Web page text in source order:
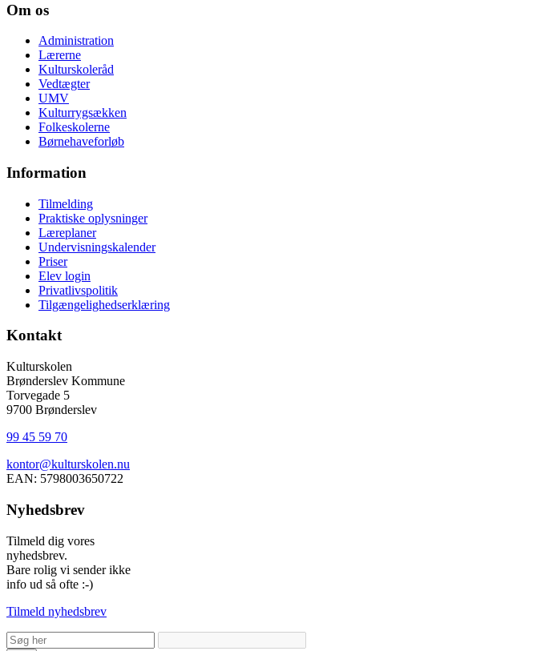
Om os
Administration
Lærerne
Kulturskoleråd
Vedtægter
UMV
Kulturrygsækken
Folkeskolerne
Børnehaveforløb
Information
Tilmelding
Praktiske oplysninger
Læreplaner
Undervisningskalender
Priser
Elev login
Privatlivspolitik
Tilgængelighedserklæring
Kontakt
Kulturskolen
Brønderslev Kommune
Torvegade 5
9700 Brønderslev
99 45 59 70
kontor@kulturskolen.nu
EAN: 5798003650722
Nyhedsbrev
Tilmeld dig vores
nyhedsbrev.
Bare rolig vi sender ikke
info ud så ofte :-)
Tilmeld nyhedsbrev